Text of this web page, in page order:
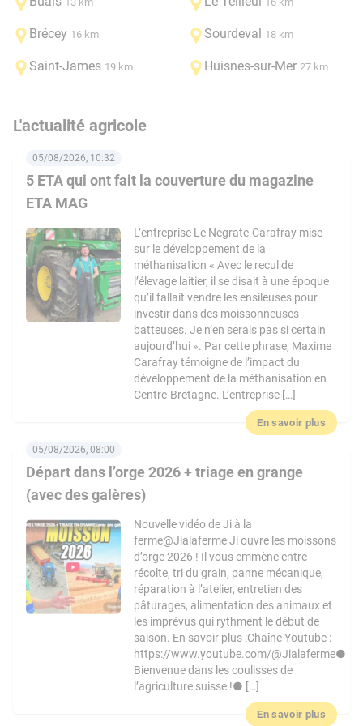
Brécey 16 km Sourdeval 18 km
Saint-James 19 km Huisnes-sur-Mer 27 km
L'actualité agricole
5 ETA qui ont fait la couverture du magazine
ETA MAG
05/08/2026, 10:32
L’entreprise Le Negrate-Carafray mise
sur le développement de la
méthanisation « Avec le recul de
l’élevage laitier, il se disait à une époque
qu’il fallait vendre les ensileuses pour
investir dans des moissonneuses-
batteuses. Je n’en serais pas si certain
aujourd’hui ». Par cette phrase, Maxime
Carafray témoigne de l’impact du
développement de la méthanisation en
Centre-Bretagne. L’entreprise […]
En savoir plus
Départ dans l’orge 2026 + triage en grange
(avec des galères)
05/08/2026, 08:00
Nouvelle vidéo de Ji à la
ferme@Jialaferme Ji ouvre les moissons
d’orge 2026 ! Il vous emmène entre
récolte, tri du grain, panne mécanique,
réparation à l’atelier, entretien des
pâturages, alimentation des animaux et
les imprévus qui rythment le début de
saison. En savoir plus :Chaîne Youtube :
https://www.youtube.com/@Jialaferme●
Bienvenue dans les coulisses de
l’agriculture suisse !● […]
En savoir plus